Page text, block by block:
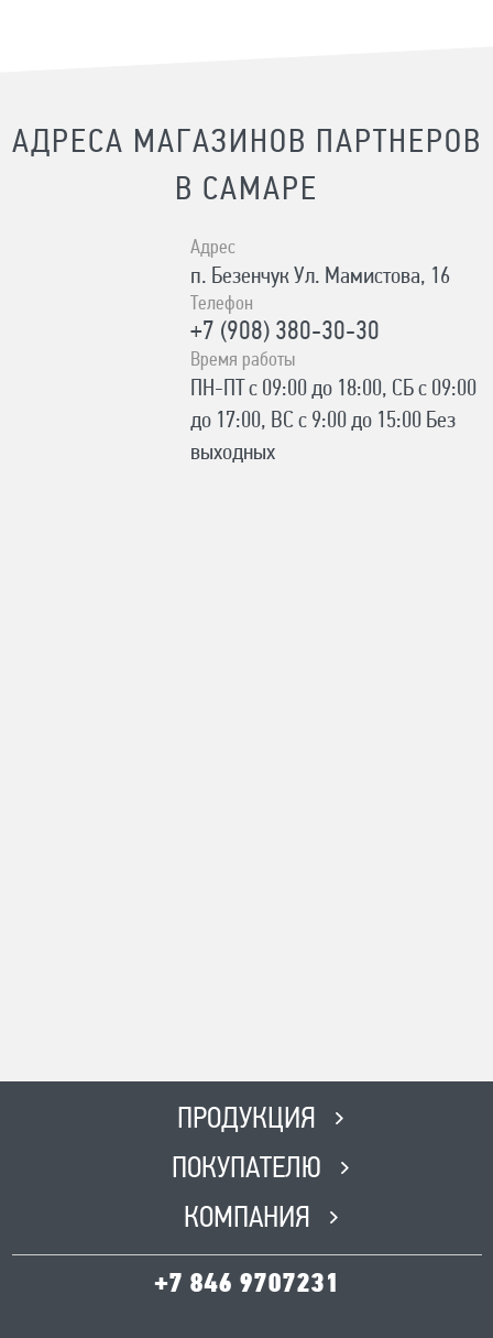
АДРЕСА МАГАЗИНОВ ПАРТНЕРОВ
В САМАРЕ
Адрес
п. Безенчук Ул. Мамистова, 16
Телефон
+7 (908) 380-30-30
Время работы
ПН-ПТ с 09:00 до 18:00, СБ с 09:00
до 17:00, ВС с 9:00 до 15:00 Без
выходных
ПРОДУКЦИЯ
ПОКУПАТЕЛЮ
КОМПАНИЯ
+7 846 9707231